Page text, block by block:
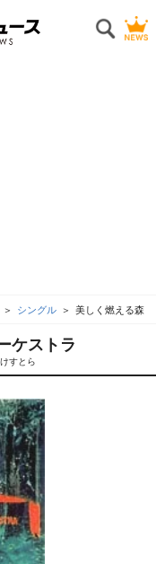
シングル 美しく燃える森
ケストラ
すとら